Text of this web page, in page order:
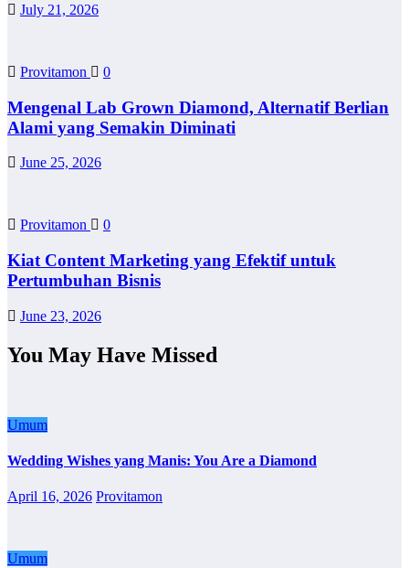
July 21, 2026
Provitamon 0
Mengenal Lab Grown Diamond, Alternatif Berlian
Alami yang Semakin Diminati
June 25, 2026
Provitamon 0
Kiat Content Marketing yang Efektif untuk
Pertumbuhan Bisnis
June 23, 2026
You May Have Missed
Umum
Wedding Wishes yang Manis: You Are a Diamond
April 16, 2026 Provitamon
Umum